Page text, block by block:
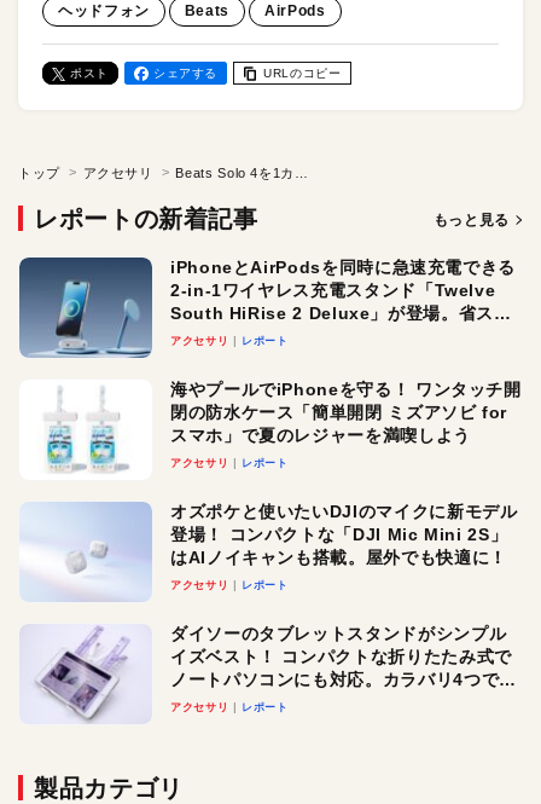
ヘッドフォン Beats AirPods
ポスト シェアする URLのコピー
トップ アクセサリ Beats Solo 4を1カ月使い込みレビュー！ オーディオブランドらしいこだわりとコスパを両立した本格派ヘッドフォン
レポートの新着記事 もっと見る
iPhoneとAirPodsを同時に急速充電できる
2-in-1ワイヤレス充電スタンド「Twelve
South HiRise 2 Deluxe」が登場。省スペ
ースでおしゃれに充電したい人にオスス
アクセサリ レポート
海やプールでiPhoneを守る！ ワンタッチ開
閉の防水ケース「簡単開閉 ミズアソビ for
スマホ」で夏のレジャーを満喫しよう
アクセサリ レポート
オズポケと使いたいDJIのマイクに新モデル
登場！ コンパクトな「DJI Mic Mini 2S」
はAIノイキャンも搭載。屋外でも快適に！
アクセサリ レポート
ダイソーのタブレットスタンドがシンプル
イズベスト！ コンパクトな折りたたみ式で
ノートパソコンにも対応。カラバリ4つで選
べる楽しさも
アクセサリ レポート
製品カテゴリ